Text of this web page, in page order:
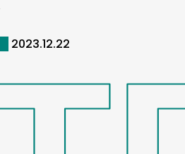
2023.12.22